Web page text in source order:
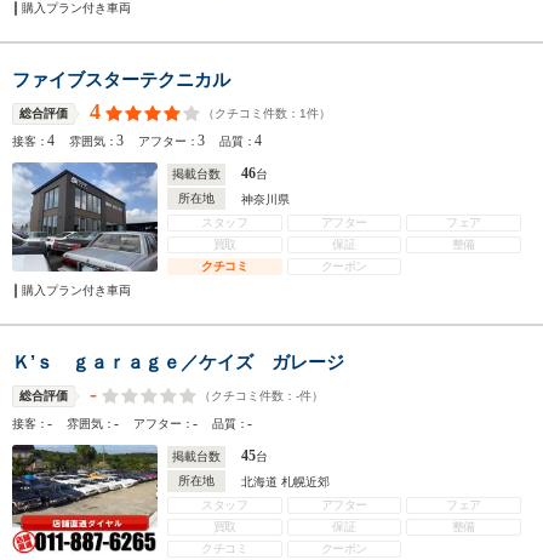
購入プラン付き車両
ファイブスターテクニカル
総合評価 4 （クチコミ件数： 1件）
接客：4 雰囲気：3 アフター：3 品質：4
掲載台数 46台
所在地
神奈川県
スタッフ
アフター
フェア
買取
保証
整備
クチコミ
クーポン
購入プラン付き車両
Ｋ’ｓ ｇａｒａｇｅ／ケイズ ガレージ
総合評価 - （クチコミ件数： -件）
接客：- 雰囲気：- アフター：- 品質：-
掲載台数 45台
所在地
北海道 札幌近郊
スタッフ
アフター
フェア
買取
保証
整備
クチコミ
クーポン